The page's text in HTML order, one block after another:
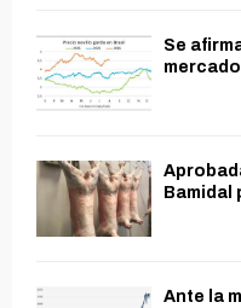
Se
Bamidal
Ante la